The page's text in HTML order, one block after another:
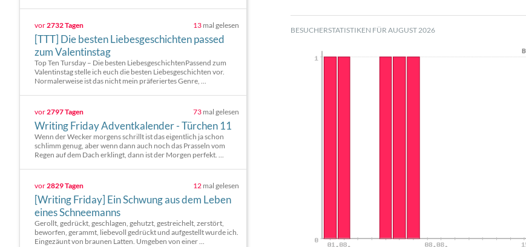
vor2732 Tagen 13 mal gelesen
[TTT] Die besten Liebesgeschichten passed
zum Valentinstag
Top Ten Tursday – Die besten LiebesgeschichtenPassend zum
Valentinstag stelle ich euch die besten Liebesgeschichten vor.
Normalerweise ist das nicht mein präferiertes Genre, ...
vor2797 Tagen 73 mal gelesen
Writing Friday Adventkalender - Türchen 11
Wenn der Wecker morgens schrillt ist das eigentlich ja schon
schlimm genug, aber wenn dann auch noch das Prasseln vom
Regen auf dem Dach erklingt, dann ist der Morgen perfekt. ...
vor2829 Tagen 12 mal gelesen
[Writing Friday] Ein Schwung aus dem Leben
eines Schneemanns
Gerollt, gedrückt, geschlagen, gehutzt, gestreichelt, zerstört,
beworfen, gerammt, liebevoll gedrückt und aufgestellt wurde ich.
Eingezäunt von braunen Latten. Umgeben von einer ...
BESUCHERSTATISTIKEN FÜR AUGUST 2026